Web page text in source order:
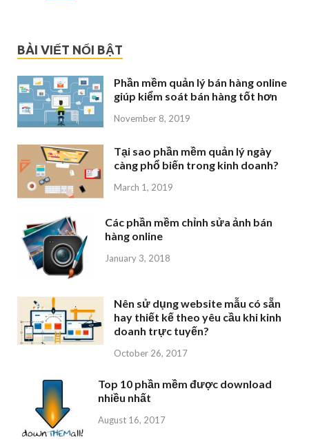
BÀI VIẾT NỔI BẬT
Phần mềm quản lý bán hàng online
giúp kiểm soát bán hàng tốt hơn
November 8, 2019
Tại sao phần mềm quản lý ngày
càng phổ biến trong kinh doanh?
March 1, 2019
Các phần mềm chỉnh sửa ảnh bán
hàng online
January 3, 2018
Nên sử dụng website mẫu có sẵn
hay thiết kế theo yêu cầu khi kinh
doanh trực tuyến?
October 26, 2017
Top 10 phần mềm được download
nhiều nhất
August 16, 2017